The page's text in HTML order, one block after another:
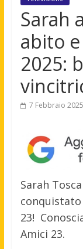
Sarah
abito
2025:
7 Febbraio 2025
Sarah
23!
Amici 23.